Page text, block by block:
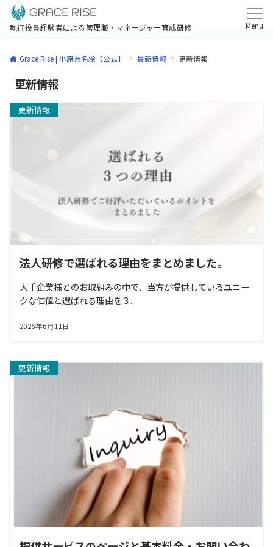
執行役員経験者による管理職・マネージャー育成研修 Menu
Grace Rise | 小原奈名絵【公式】 最新情報 更新情報
更新情報
更新情報
法人研修で選ばれる理由をまとめました。
大手企業様とのお取組みの中で、当方が提供しているユニー
クな価値と選ばれる理由を３...
2026年6月11日
更新情報